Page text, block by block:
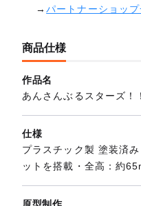
→パートナーショップ
商品仕様
作品名
あんさんぶるスターズ！！
仕様
プラスチック製 塗装済
ットを搭載・全高：約